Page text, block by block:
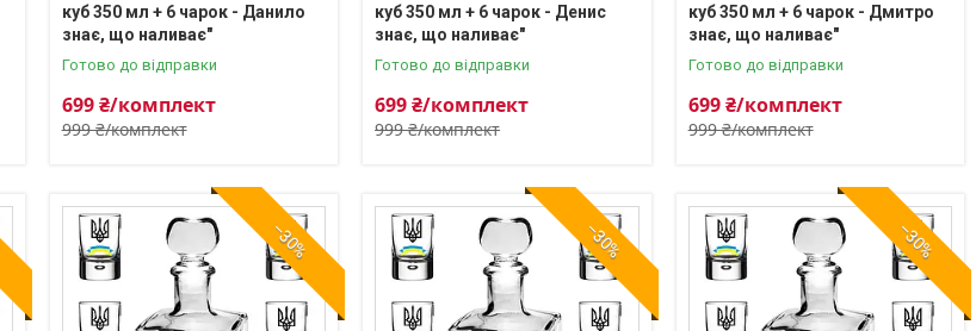
куб 350 мл + 6 чарок - Данило
знає, що наливає"
Готово до відправки
999 ₴/комплект
699 ₴/комплект
куб 350 мл + 6 чарок - Денис
знає, що наливає"
Готово до відправки
999 ₴/комплект
699 ₴/комплект
куб 350 мл + 6 чарок - Дмитро
знає, що наливає"
Готово до відправки
999 ₴/комплект
699 ₴/комплект
–30% –30% –30%